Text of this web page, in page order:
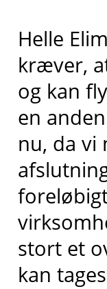
Helle
kræver,
og kan
en
nu, da
stort et
kan